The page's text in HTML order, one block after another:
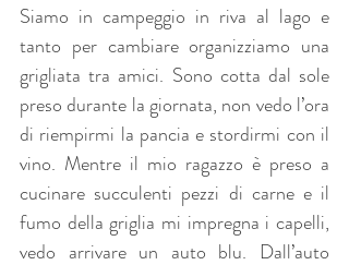
Siamo in campeggio in riva al lago e
tanto per cambiare organizziamo una
grigliata tra amici. Sono cotta dal sole
preso durante la giornata, non vedo l’ora
di riempirmi la pancia e stordirmi con il
vino. Mentre il mio ragazzo è preso a
cucinare succulenti pezzi di carne e il
fumo della griglia mi impregna i capelli,
vedo arrivare un auto blu. Dall’auto